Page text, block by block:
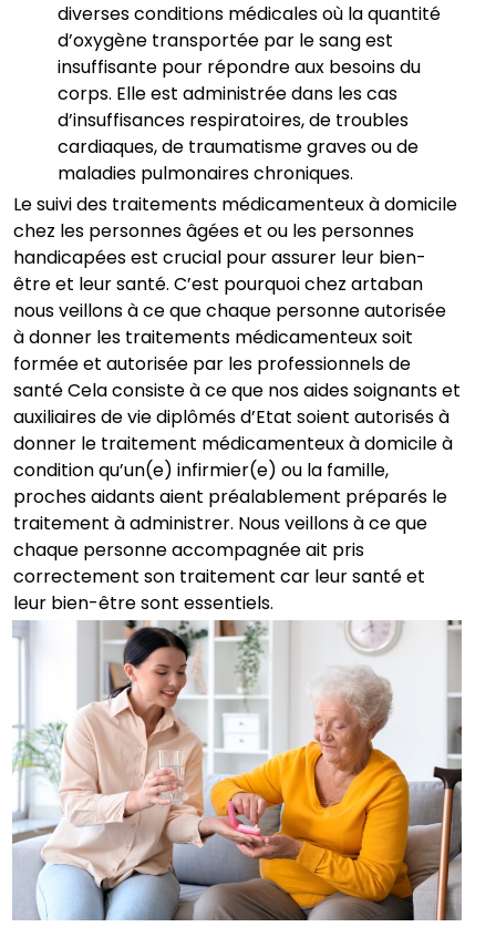
diverses conditions médicales où la quantité
d’oxygène transportée par le sang est
insuffisante pour répondre aux besoins du
corps. Elle est administrée dans les cas
d’insuffisances respiratoires, de troubles
cardiaques, de traumatisme graves ou de
maladies pulmonaires chroniques.
Le suivi des traitements médicamenteux à domicile
chez les personnes âgées et ou les personnes
handicapées est crucial pour assurer leur bien-
être et leur santé. C’est pourquoi chez artaban
nous veillons à ce que chaque personne autorisée
à donner les traitements médicamenteux soit
formée et autorisée par les professionnels de
santé Cela consiste à ce que nos aides soignants et
auxiliaires de vie diplômés d’Etat soient autorisés à
donner le traitement médicamenteux à domicile à
condition qu’un(e) infirmier(e) ou la famille,
proches aidants aient préalablement préparés le
traitement à administrer. Nous veillons à ce que
chaque personne accompagnée ait pris
correctement son traitement car leur santé et
leur bien-être sont essentiels.